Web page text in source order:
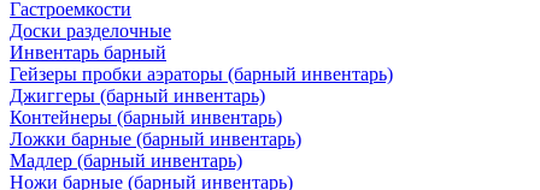
Гастроемкости
Доски разделочные
Инвентарь барный
Гейзеры пробки аэраторы (барный инвентарь)
Джиггеры (барный инвентарь)
Контейнеры (барный инвентарь)
Ложки барные (барный инвентарь)
Мадлер (барный инвентарь)
Ножи барные (барный инвентарь)